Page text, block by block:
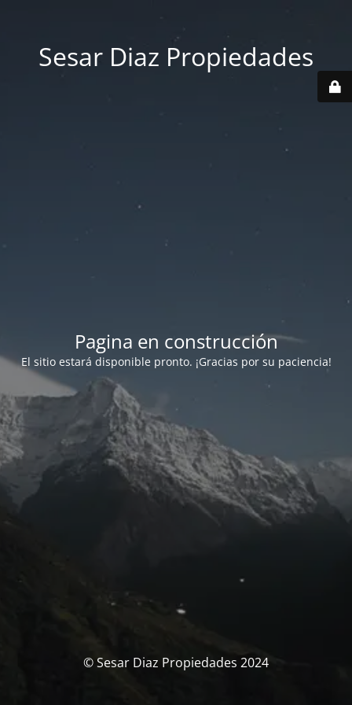
Sesar Diaz Propiedades
Pagina en construcción
El sitio estará disponible pronto. ¡Gracias por su paciencia!
© Sesar Diaz Propiedades 2024